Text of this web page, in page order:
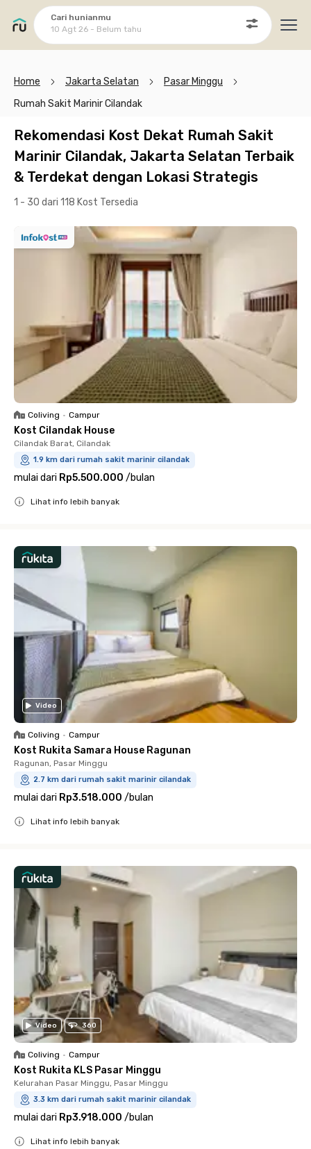
Cari hunianmu
10 Agt 26 - Belum tahu
Home Jakarta Selatan
Pasar Minggu
Rumah Sakit Marinir Cilandak
Rekomendasi Kost Dekat Rumah Sakit
Marinir Cilandak, Jakarta Selatan Terbaik
& Terdekat dengan Lokasi Strategis
1 - 30 dari 118 Kost Tersedia
Coliving • Campur
Kost Cilandak House
Cilandak Barat, Cilandak
1.9 km dari rumah sakit marinir cilandak
mulai dari Rp5.500.000 /bulan
Lihat info lebih banyak
Video
Coliving • Campur
Kost Rukita Samara House Ragunan
Ragunan, Pasar Minggu
2.7 km dari rumah sakit marinir cilandak
mulai dari Rp3.518.000 /bulan
Lihat info lebih banyak
Video 360
Coliving • Campur
Kost Rukita KLS Pasar Minggu
Kelurahan Pasar Minggu, Pasar Minggu
3.3 km dari rumah sakit marinir cilandak
mulai dari Rp3.918.000 /bulan
Lihat info lebih banyak